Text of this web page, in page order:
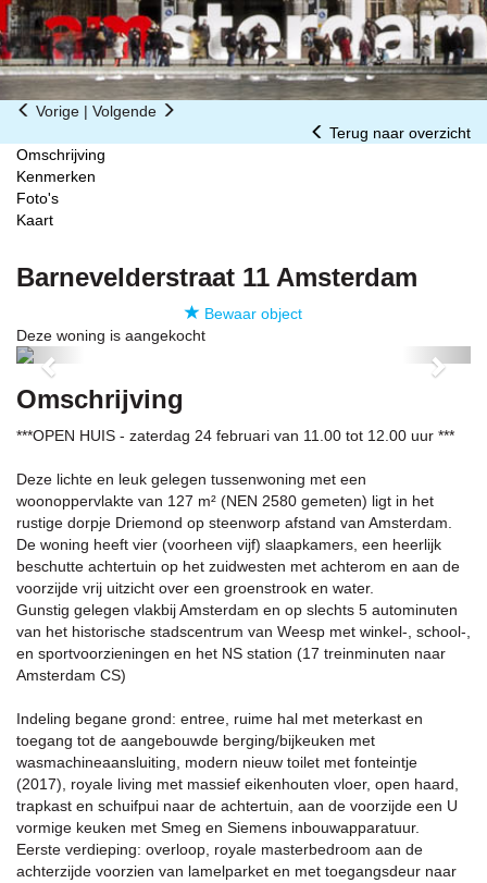
Vorige | Volgende
Terug naar overzicht
Omschrijving
Kenmerken
Foto's
Kaart
Barnevelderstraat 11 Amsterdam
Bewaar object
Deze woning is aangekocht
Previous Next
Omschrijving
***OPEN HUIS - zaterdag 24 februari van 11.00 tot 12.00 uur ***
Deze lichte en leuk gelegen tussenwoning met een
woonoppervlakte van 127 m² (NEN 2580 gemeten) ligt in het
rustige dorpje Driemond op steenworp afstand van Amsterdam.
De woning heeft vier (voorheen vijf) slaapkamers, een heerlijk
beschutte achtertuin op het zuidwesten met achterom en aan de
voorzijde vrij uitzicht over een groenstrook en water.
Gunstig gelegen vlakbij Amsterdam en op slechts 5 autominuten
van het historische stadscentrum van Weesp met winkel-, school-,
en sportvoorzieningen en het NS station (17 treinminuten naar
Amsterdam CS)
Indeling begane grond: entree, ruime hal met meterkast en
toegang tot de aangebouwde berging/bijkeuken met
wasmachineaansluiting, modern nieuw toilet met fonteintje
(2017), royale living met massief eikenhouten vloer, open haard,
trapkast en schuifpui naar de achtertuin, aan de voorzijde een U
vormige keuken met Smeg en Siemens inbouwapparatuur.
Eerste verdieping: overloop, royale masterbedroom aan de
achterzijde voorzien van lamelparket en met toegangsdeur naar